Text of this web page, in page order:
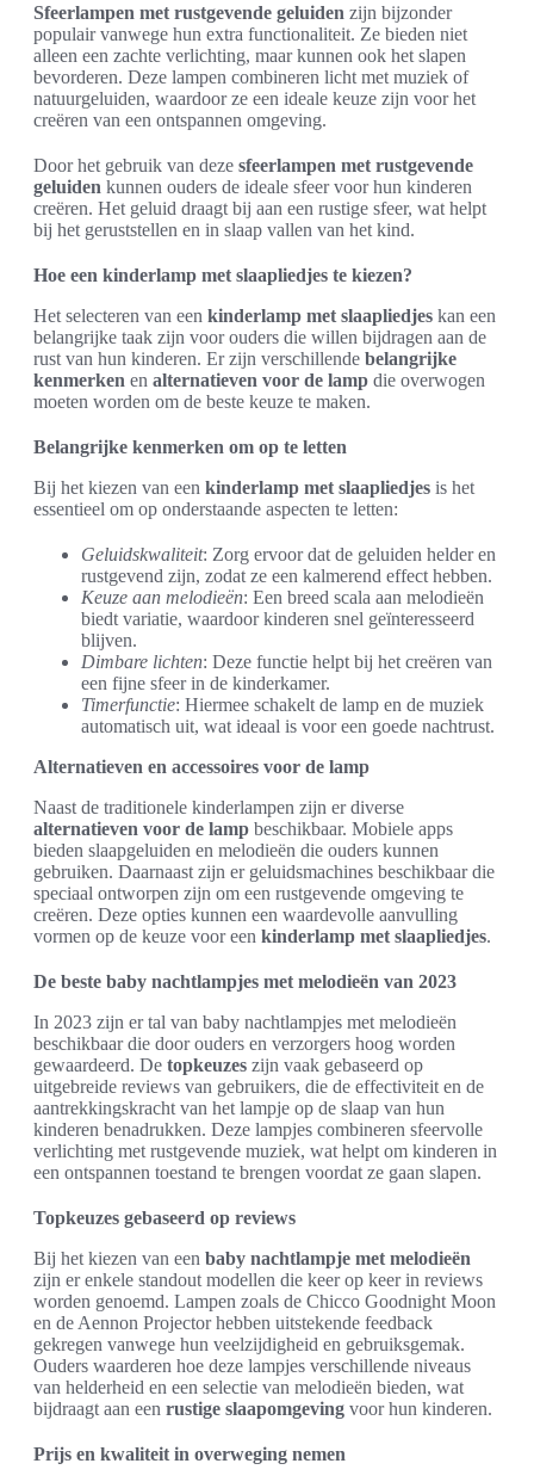
Sfeerlampen met rustgevende geluiden zijn bijzonder
populair vanwege hun extra functionaliteit. Ze bieden niet
alleen een zachte verlichting, maar kunnen ook het slapen
bevorderen. Deze lampen combineren licht met muziek of
natuurgeluiden, waardoor ze een ideale keuze zijn voor het
creëren van een ontspannen omgeving.
Door het gebruik van deze sfeerlampen met rustgevende
geluiden kunnen ouders de ideale sfeer voor hun kinderen
creëren. Het geluid draagt bij aan een rustige sfeer, wat helpt
bij het geruststellen en in slaap vallen van het kind.
Hoe een kinderlamp met slaapliedjes te kiezen?
Het selecteren van een kinderlamp met slaapliedjes kan een
belangrijke taak zijn voor ouders die willen bijdragen aan de
rust van hun kinderen. Er zijn verschillende belangrijke
kenmerken en alternatieven voor de lamp die overwogen
moeten worden om de beste keuze te maken.
Belangrijke kenmerken om op te letten
Bij het kiezen van een kinderlamp met slaapliedjes is het
essentieel om op onderstaande aspecten te letten:
Geluidskwaliteit: Zorg ervoor dat de geluiden helder en
rustgevend zijn, zodat ze een kalmerend effect hebben.
Keuze aan melodieën: Een breed scala aan melodieën
biedt variatie, waardoor kinderen snel geïnteresseerd
blijven.
Dimbare lichten: Deze functie helpt bij het creëren van
een fijne sfeer in de kinderkamer.
Timerfunctie: Hiermee schakelt de lamp en de muziek
automatisch uit, wat ideaal is voor een goede nachtrust.
Alternatieven en accessoires voor de lamp
Naast de traditionele kinderlampen zijn er diverse
alternatieven voor de lamp beschikbaar. Mobiele apps
bieden slaapgeluiden en melodieën die ouders kunnen
gebruiken. Daarnaast zijn er geluidsmachines beschikbaar die
speciaal ontworpen zijn om een rustgevende omgeving te
creëren. Deze opties kunnen een waardevolle aanvulling
vormen op de keuze voor een kinderlamp met slaapliedjes.
De beste baby nachtlampjes met melodieën van 2023
In 2023 zijn er tal van baby nachtlampjes met melodieën
beschikbaar die door ouders en verzorgers hoog worden
gewaardeerd. De topkeuzes zijn vaak gebaseerd op
uitgebreide reviews van gebruikers, die de effectiviteit en de
aantrekkingskracht van het lampje op de slaap van hun
kinderen benadrukken. Deze lampjes combineren sfeervolle
verlichting met rustgevende muziek, wat helpt om kinderen in
een ontspannen toestand te brengen voordat ze gaan slapen.
Topkeuzes gebaseerd op reviews
Bij het kiezen van een baby nachtlampje met melodieën
zijn er enkele standout modellen die keer op keer in reviews
worden genoemd. Lampen zoals de Chicco Goodnight Moon
en de Aennon Projector hebben uitstekende feedback
gekregen vanwege hun veelzijdigheid en gebruiksgemak.
Ouders waarderen hoe deze lampjes verschillende niveaus
van helderheid en een selectie van melodieën bieden, wat
bijdraagt aan een rustige slaapomgeving voor hun kinderen.
Prijs en kwaliteit in overweging nemen